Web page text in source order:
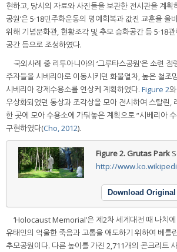
현하고, 당시의 자료와 사진들을 보관한 전시관을 계획
공원’은 5·18민주화운동의 명예회복과 값진 교훈을 올
위해 기념문화관, 현황조각 및 추모 승화공간 등 5·18
공간 등으로 조성하였다.
국외사례 중 리투아니아의 ‘그루타스공원’은 소련
주자들을 시베리아로 이동시키던 화물열차, 높은 철조
시베리아 강제수용소를 연상케 계획하였다. Figure 2
우상화되었던 동상과 조각상을 모아 전시하여 스탈린,
한 곳에 모아 수용소에 가둬놓은 계획으로 “시베리아
구현하였다(Cho, 2012).
Figure 2. Grutas Park
http://
Download
‘Holocaust Memorial’은 제2차 세계대전 때 나치
유태인의 억울한 죽음과 고통을 애도하기 위하여 베를
추모공원이다. 다른 높이를 가진 2,711개의 콘크리트